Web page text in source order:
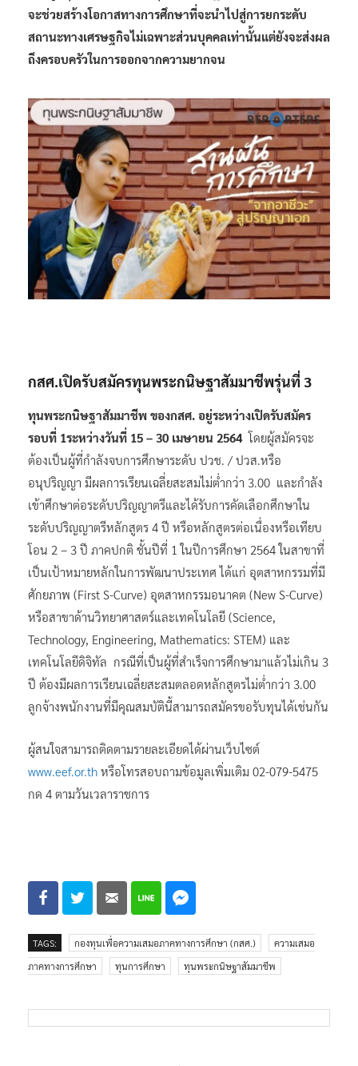
จะช่วยสร้างโอกาสทางการศึกษาที่จะนำไปสู่การยกระดับ
สถานะทางเศรษฐกิจไม่เฉพาะส่วนบุคคลเท่านั้นแต่ยังจะส่งผล
ถึงครอบครัวในการออกจากความยากจน
กสศ.เปิดรับสมัครทุนพระกนิษฐาสัมมาชีพรุ่นที่ 3
ทุนพระกนิษฐาสัมมาชีพ ของกสศ. อยู่ระหว่างเปิดรับสมัคร
รอบที่ 1ระหว่างวันที่ 15 – 30 เมษายน 2564โดยผู้สมัครจะ
ต้องเป็นผู้ที่กำลังจบการศึกษาระดับ ปวช. / ปวส.หรือ
อนุปริญญา มีผลการเรียนเฉลี่ยสะสมไม่ต่ำกว่า 3.00 และกำลัง
เข้าศึกษาต่อระดับปริญญาตรีและได้รับการคัดเลือกศึกษาใน
ระดับปริญญาตรีหลักสูตร 4 ปี หรือหลักสูตรต่อเนื่องหรือเทียบ
โอน 2 – 3 ปี ภาคปกติ ชั้นปีที่ 1 ในปีการศึกษา 2564 ในสาขาที่
เป็นเป้าหมายหลักในการพัฒนาประเทศ ได้แก่ อุตสาหกรรมที่มี
ศักยภาพ (First S-Curve) อุตสาหกรรมอนาคต (New S-Curve)
หรือสาขาด้านวิทยาศาสตร์และเทคโนโลยี (Science,
Technology, Engineering, Mathematics: STEM) และ
เทคโนโลยีดิจิทัล กรณีที่เป็นผู้ที่สำเร็จการศึกษามาแล้วไม่เกิน 3
ปี ต้องมีผลการเรียนเฉลี่ยสะสมตลอดหลักสูตรไม่ต่ำกว่า 3.00
ลูกจ้างพนักงานที่มีคุณสมบัตินี้สามารถสมัครขอรับทุนได้เช่นกัน
ผู้สนใจสามารถติดตามรายละเอียดได้ผ่านเว็บไซต์
www.eef.or.th หรือโทรสอบถามข้อมูลเพิ่มเติม 02-079-5475
กด 4 ตามวันเวลาราชการ
TAGS: กองทุนเพื่อความเสมอภาคทางการศึกษา (กสศ.)
ความเสมอ
ภาคทางการศึกษา
ทุนการศึกษา ทุนพระกนิษฐาสัมมาชีพ